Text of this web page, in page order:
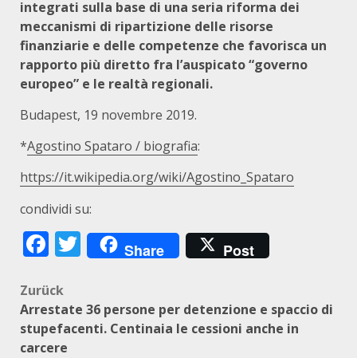
integrati sulla base di una seria riforma dei
meccanismi di ripartizione delle risorse
finanziarie e delle competenze che favorisca un
rapporto più diretto fra l’auspicato “governo
europeo” e le realtà regionali.
Budapest, 19 novembre 2019.
*Agostino Spataro / biografia:
https://it.wikipedia.org/wiki/Agostino_Spataro
condividi su:
Facebook
Twitter
Share Post
Beitragsnavigation
Zurück
Arrestate 36 persone per detenzione e spaccio di
stupefacenti. Centinaia le cessioni anche in
carcere